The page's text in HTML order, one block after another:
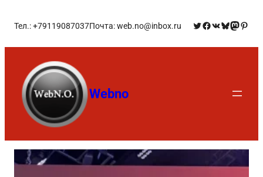
Тел.: +79119087037Почта: web.no@inbox.ru
Webno